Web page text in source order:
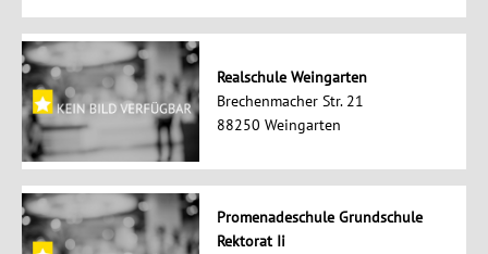
Realschule Weingarten
Brechenmacher Str. 21
88250 Weingarten
Promenadeschule Grundschule
Rektorat Ii